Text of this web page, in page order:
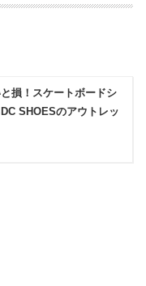
損！スケートボードシ
SHOESのアウトレッ